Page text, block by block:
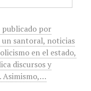
por
un santoral, noticias
en el estado,
discursos y
Asimismo,…